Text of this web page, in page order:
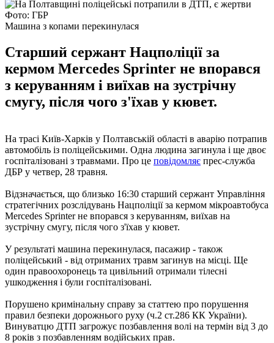
Фото: ГБР
Машина з копами перекинулася
Старший сержант Нацполіції за
кермом Mercedes Sprinter не впорався
з керуванням і виїхав на зустрічну
смугу, після чого з'їхав у кювет.
На трасі Київ-Харків у Полтавській області в аварію потрапив
автомобіль із поліцейськими. Одна людина загинула і ще двоє
госпіталізовані з травмами. Про це повідомляє прес-служба
ДБР у четвер, 28 травня.
Відзначається, що близько 16:30 старший сержант Управління
стратегічних розслідувань Нацполіції за кермом мікроавтобуса
Mercedes Sprinter не впорався з керуванням, виїхав на
зустрічну смугу, після чого з'їхав у кювет.
У результаті машина перекинулася, пасажир - також
поліцейський - від отриманих травм загинув на місці. Ще
один правоохоронець та цивільний отримали тілесні
ушкодження і були госпіталізовані.
Порушено кримінальну справу за статтею про порушення
правил безпеки дорожнього руху (ч.2 ст.286 КК України).
Винуватцю ДТП загрожує позбавлення волі на термін від 3 до
8 років з позбавленням водійських прав.